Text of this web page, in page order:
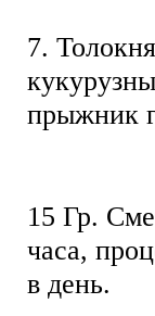
7.
прыжник
15 Гр.
часа,
в день.